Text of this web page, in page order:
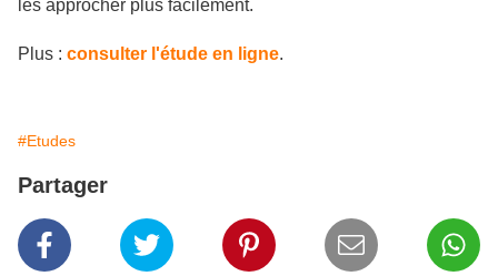
les approcher plus facilement.
Plus : consulter l'étude en ligne.
#Etudes
Partager